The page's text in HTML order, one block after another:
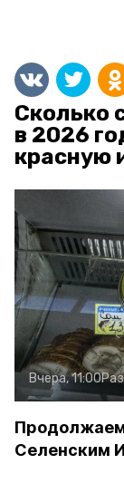
Сколько
в 2026
красную
Вчера, 11:00
Продолжаем
Селенским